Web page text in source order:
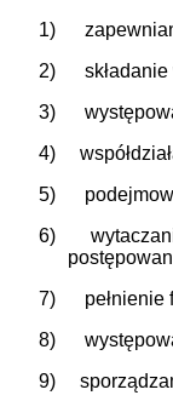
1)
2)
3)
4)
5)
6)
7)
8)
9)